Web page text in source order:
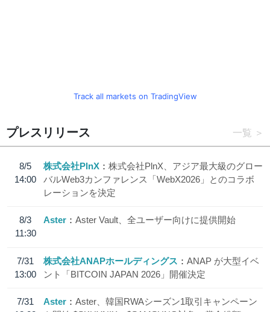
Track all markets on TradingView
プレスリリース 一覧
8/5
14:00
株式会社PlnX
株式会社PlnX、アジア最大級のグロー
バルWeb3カンファレンス「WebX2026」とのコラボ
レーションを決定
8/3
11:30
Aster Aster Vault、全ユーザー向けに提供開始
7/31
13:00
株式会社ANAPホールディングス
ANAP が大型イベ
ント「BITCOIN JAPAN 2026」開催決定
7/31
Aster
Aster、韓国RWAシーズン1取引キャンペーン